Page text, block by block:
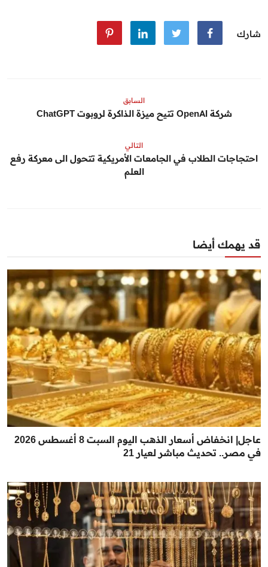
شارك
السابق
شركة OpenAI تتيح ميزة الذاكرة لروبوت ChatGPT
التالي
احتجاجات الطلاب في الجامعات الأمريكية تتحول الى معركة رفع
العلم
قد يهمك أيضا
عاجل| انخفاض أسعار الذهب اليوم السبت 8 أغسطس 2026
في مصر.. تحديث مباشر لعيار 21